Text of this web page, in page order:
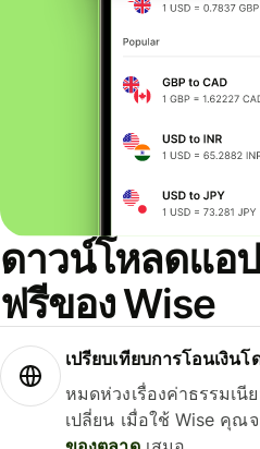
ดาวน์โหลดแอ
ฟรีของ Wise
เปรียบเทียบการโอนเงิน
หมดห่วงเรื่องค่าธรรมเ
เปลี่ยน เมื่อใช้ Wise คุณ